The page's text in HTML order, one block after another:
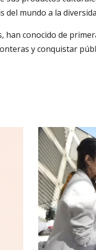
mundo a la
han conocido de
y conquistar